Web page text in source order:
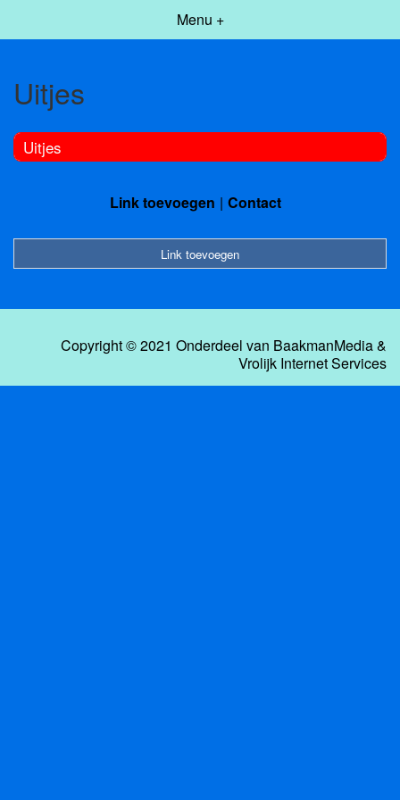
Menu +
Uitjes
Uitjes
Link toevoegen Contact
Link toevoegen
Copyright © 2021 Onderdeel van BaakmanMedia&
Vrolijk Internet Services